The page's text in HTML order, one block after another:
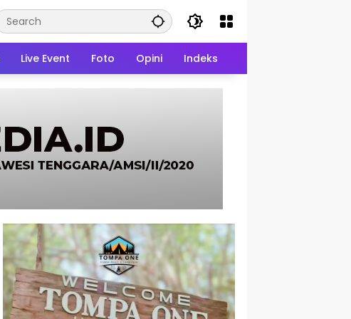
Live Event Foto Opini Indeks